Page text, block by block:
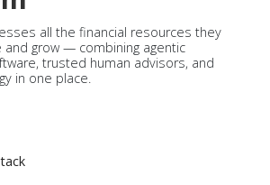
all the financial resources they
and grow — combining agentic
trusted human advisors, and
in one place.